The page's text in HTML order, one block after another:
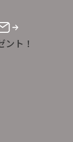
ント！